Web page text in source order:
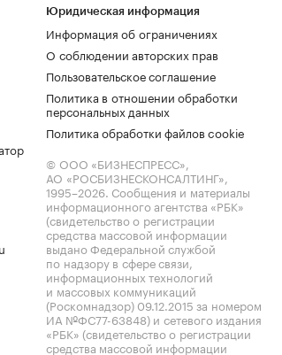
Юридическая информация
Информация об ограничениях
О соблюдении авторских прав
Пользовательское соглашение
Политика в отношении обработки
персональных данных
Политика обработки файлов cookie
© ООО «БИЗНЕСПРЕСС»,
АО «РОСБИЗНЕСКОНСАЛТИНГ»,
1995–2026. Сообщения и материалы
информационного агентства «РБК»
(свидетельство о регистрации
средства массовой информации
выдано Федеральной службой
по надзору в сфере связи,
информационных технологий
и массовых коммуникаций
(Роскомнадзор) 09.12.2015 за номером
ИА №ФС77-63848) и сетевого издания
«РБК» (свидетельство о регистрации
средства массовой информации